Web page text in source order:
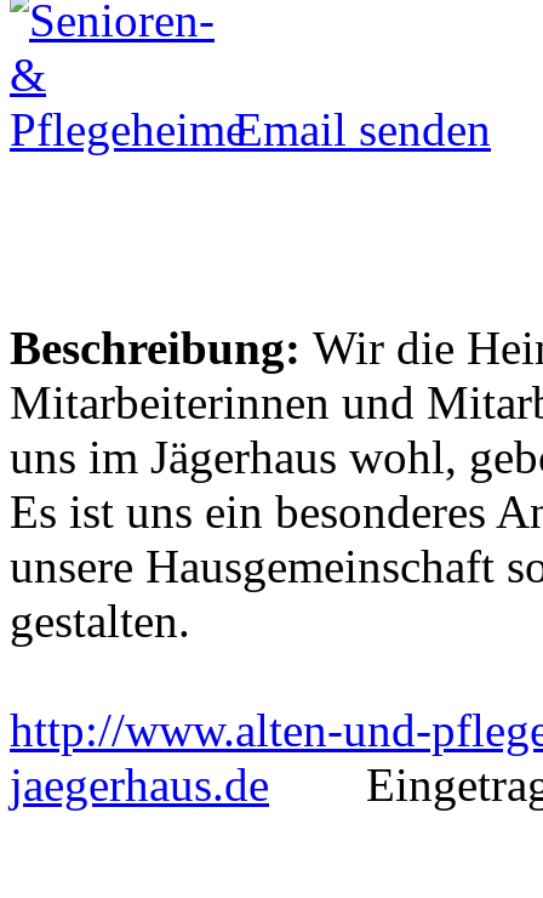
Email senden
Beschreibung: Wir die
Mitarbeiterinnen und
uns im Jägerhaus wohl,
Es ist uns ein besonderes
unsere Hausgemeinschaft
gestalten.
http://www.alten-und-
jaegerhaus.de